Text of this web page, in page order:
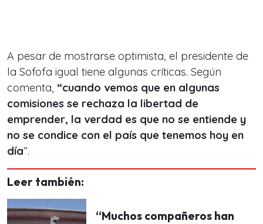
A pesar de mostrarse optimista, el presidente de
la Sofofa igual tiene algunas críticas. Según
comenta, “cuando vemos que en algunas
comisiones se rechaza la libertad de
emprender, la verdad es que no se entiende y
no se condice con el país que tenemos hoy en
día”.
Leer también:
“Muchos compañeros han